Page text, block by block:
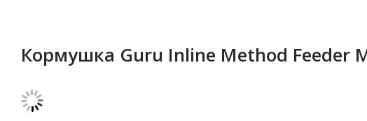
Кормушка Guru Inline Method Feeder